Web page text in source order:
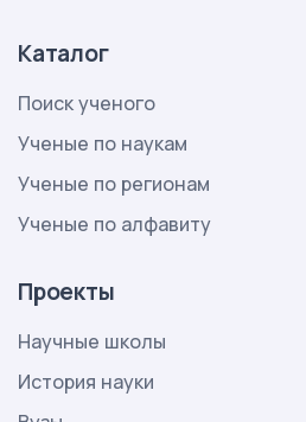
Каталог
Поиск ученого
Ученые по наукам
Ученые по регионам
Ученые по алфавиту
Проекты
Научные школы
История науки